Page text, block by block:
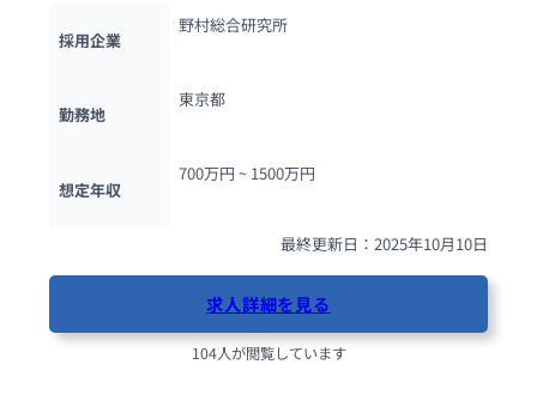
採用企業
野村総合研究所
勤務地
東京都
想定年収
700万円 ~ 1500万円
最終更新日：2025年10月10日
求人詳細を見る
104人が閲覧しています